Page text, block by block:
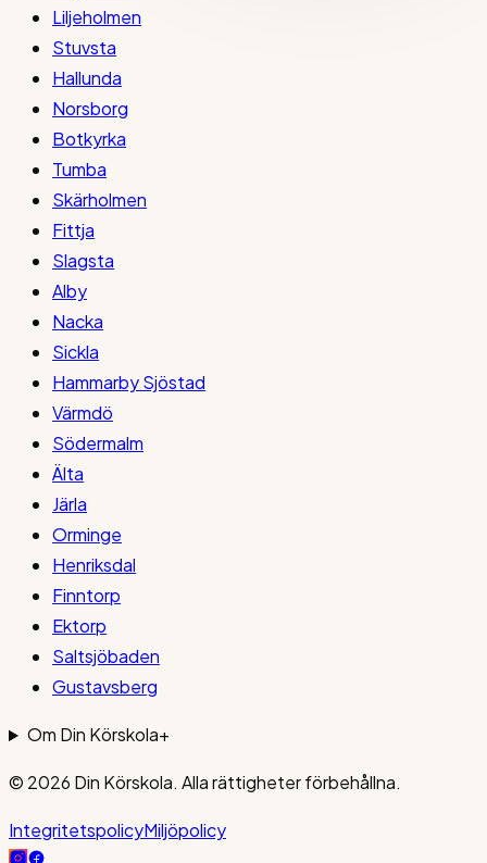
Liljeholmen
Stuvsta
Hallunda
Norsborg
Botkyrka
Tumba
Skärholmen
Fittja
Slagsta
Alby
Nacka
Sickla
Hammarby Sjöstad
Värmdö
Södermalm
Älta
Järla
Orminge
Henriksdal
Finntorp
Ektorp
Saltsjöbaden
Gustavsberg
Om Din Körskola+
© 2026 Din Körskola. Alla rättigheter förbehållna.
IntegritetspolicyMiljöpolicy